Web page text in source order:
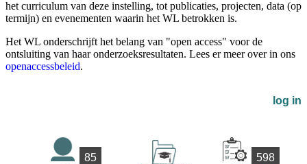
het curriculum van deze instelling, tot publicaties, projecten, data (op
termijn) en evenementen waarin het WL betrokken is.
Het WL onderschrijft het belang van "open access" voor de
ontsluiting van haar onderzoeksresultaten. Lees er meer over in ons
openaccessbeleid.
log in
85
598